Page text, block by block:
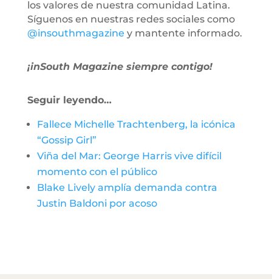
los valores de nuestra comunidad Latina.
Síguenos en nuestras redes sociales como
@insouthmagazine y mantente informado.
¡inSouth Magazine siempre contigo!
Seguir leyendo…
Fallece Michelle Trachtenberg, la icónica
“Gossip Girl”
Viña del Mar: George Harris vive difícil
momento con el público
Blake Lively amplía demanda contra
Justin Baldoni por acoso